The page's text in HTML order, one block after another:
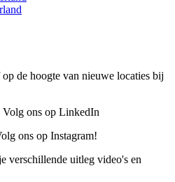
de hoogte van nieuwe locaties bij
Volg ons op LinkedIn
ons op Instagram!
verschillende uitleg video's en